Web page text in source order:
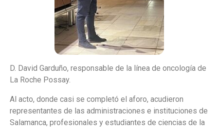
D. David Garduño, responsable de la línea de oncología de
La Roche Possay.
Al acto, donde casi se completó el aforo, acudieron
representantes de las administraciones e instituciones de
Salamanca, profesionales y estudiantes de ciencias de la